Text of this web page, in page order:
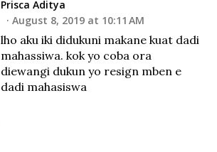
Prisca Aditya
August 8, 2019 at 10:11 AM
lho aku iki didukuni makane kuat dadi
mahassiwa. kok yo coba ora
diewangi dukun yo resign mben e
dadi mahasiswa